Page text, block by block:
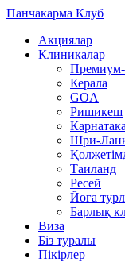
Панчакарма Клуб
Акциялар
Клиникалар
Премиум-
Керала
GOA
Ришикеш
Карнатака
Шри-
Таиланд
Ресей
Йога
Барлық
Виза
Біз туралы
Пікірлер